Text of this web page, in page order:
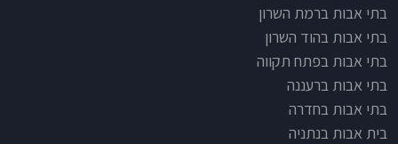
בתי אבות ברמת השרון
בתי אבות בהוד השרון
בתי אבות בפתח תקווה
בתי אבות ברעננה
בתי אבות בחדרה
בית אבות בנתניה